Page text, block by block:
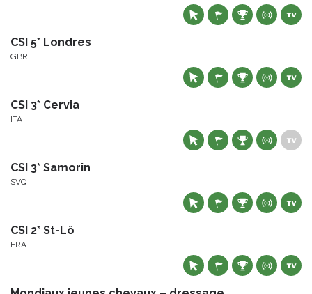
CSI 5* Londres
GBR
CSI 3* Cervia
ITA
CSI 3* Samorin
SVQ
CSI 2* St-Lô
FRA